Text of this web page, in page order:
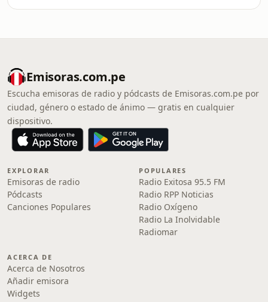
Emisoras.com.pe
Escucha emisoras de radio y pódcasts de Emisoras.com.pe por
ciudad, género o estado de ánimo — gratis en cualquier
dispositivo.
EXPLORAR
Emisoras de radio
Pódcasts
Canciones Populares
POPULARES
Radio Exitosa 95.5 FM
Radio RPP Noticias
Radio Oxígeno
Radio La Inolvidable
Radiomar
ACERCA DE
Acerca de Nosotros
Añadir emisora
Widgets